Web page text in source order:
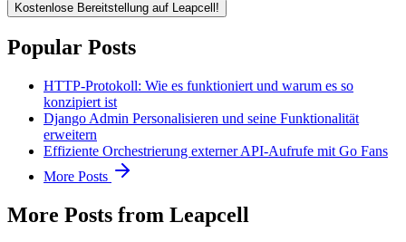
Kostenlose Bereitstellung auf Leapcell!
Popular Posts
HTTP-Protokoll: Wie es funktioniert und warum es so
konzipiert ist
Django Admin Personalisieren und seine Funktionalität
erweitern
Effiziente Orchestrierung externer API-Aufrufe mit Go Fans
More Posts
More Posts from Leapcell